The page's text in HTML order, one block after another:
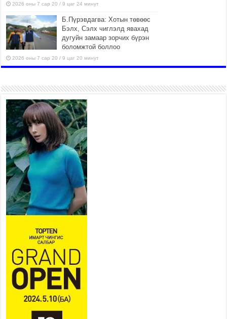
2026 оны 7 сар 20 / 9 цаг 24 минут
Б.Пүрэвдагва: Хотын төвөөс
Бэлх, Сэлх чиглэлд явахад
дугуйн замаар зорчих бүрэн
боломжтой боллоо
2026 оны 7 сар 20 / 9 цаг 20 минут
шугам хоолойн ажил 80
хувьтай үргэлжилж байна
2026 оны 7 сар 20 / 9 цаг 14 минут
Усархаг аадар бороо орж
байгаа тул аюулгүй байдлаа
хангаж, үер усны аюулаас
сэрэмжлэхийг нийслэлийн
Онцгой байдлын газраас анхааруулж байна
2026 оны 7 сар 20 / 9 цаг 09 минут
311 алба хаагч, 119 техник хэрэгсэлтэй ажиллаж
үер усны аюул, болзошгүй эрсдэлээс сэргийлж
байна
Аяллаа зөв төлөвлөхийг иргэдэд зөвлөж байна
2026 оны 7 сар 16 / 11 цаг 50 минут
Үер усны болзошгүй аюулаас сэргийлж,
холбогдох байгууллагууд өндөржүүлсэн бэлэн
байдалд ажиллаж байна
2026 оны 7 сар 15 / 13 цаг 06 минут
“Дэлхийн адууны өдөр”-т 15000 морьтон оролцож